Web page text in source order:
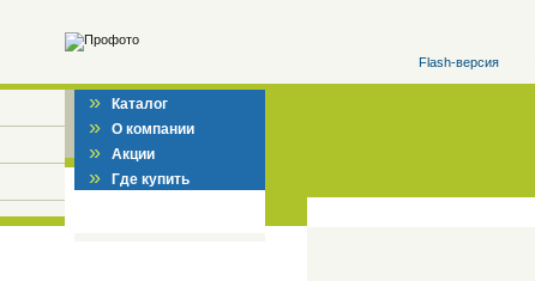
Flash-версия
» Каталог
» О компании
» Акции
» Где купить